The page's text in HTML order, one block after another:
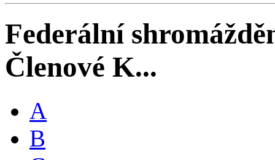
Federální
Členové K...
A
B